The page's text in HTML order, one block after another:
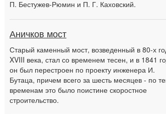
П. Бестужев-Рюмин и П. Г. Каховский.
Аничков мост
Старый каменный мост, возведенный в 80-х
XVIII века, стал со временем тесен, и в 1841
он был перестроен по проекту инженера И.
Бутаца, причем всего за шесть месяцев - по
временам это было поистине скоростное
строительство.